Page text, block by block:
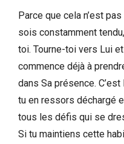
Parce que cela n’est
sois constamment
toi. Tourne-toi vers Lui
commence déjà à
dans Sa présence.
tu en ressors déchargé
tous les défis qui se
Si tu maintiens cette